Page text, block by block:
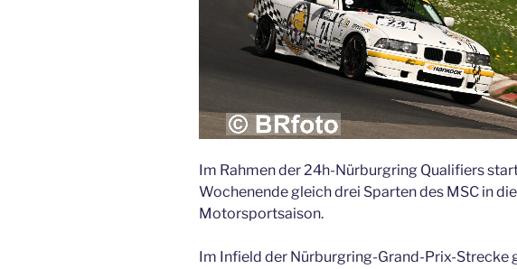
Im Rahmen der 24h-Nürburgring Qualifiers
Wochenende gleich drei Sparten des MSC in
Motorsportsaison.
Im Infield der Nürburgring-Grand-Prix-Strecke